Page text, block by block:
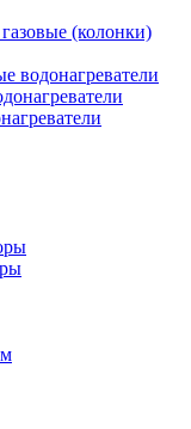
(колонки)
водонагреватели